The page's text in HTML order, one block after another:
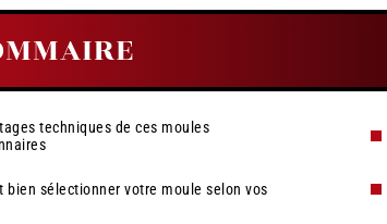
techniques de ces moules
bien sélectionner votre moule selon vos